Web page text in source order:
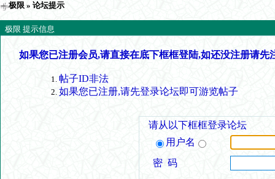
极限 » 论坛提示
极限 提示信息
如果您已注册会员,请直接在底下框框登陆,如还没注册请先
帖子ID非法
如果您已注册,请先登录论坛即可游览帖子
请从以下框框登录论坛
用户名
密 码